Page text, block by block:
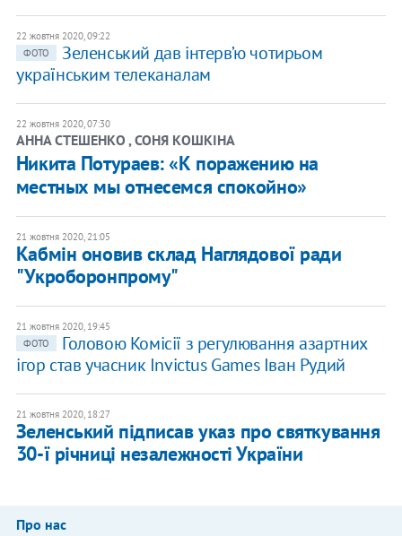
22 жовтня 2020, 09:22
ФОТО
Зеленський дав інтерв’ю чотирьом
українським телеканалам
22 жовтня 2020, 07:30
АННА СТЕШЕНКО , СОНЯ КОШКІНА
Никита Потураев: «К поражению на
местных мы отнесемся спокойно»
21 жовтня 2020, 21:05
Кабмін оновив склад Наглядової ради
"Укроборонпрому"
21 жовтня 2020, 19:45
ФОТО
Головою Комісії з регулювання азартних
ігор став учасник Invictus Games Іван Рудий
21 жовтня 2020, 18:27
Зеленський підписав указ про святкування
30-ї річниці незалежності України
Про нас